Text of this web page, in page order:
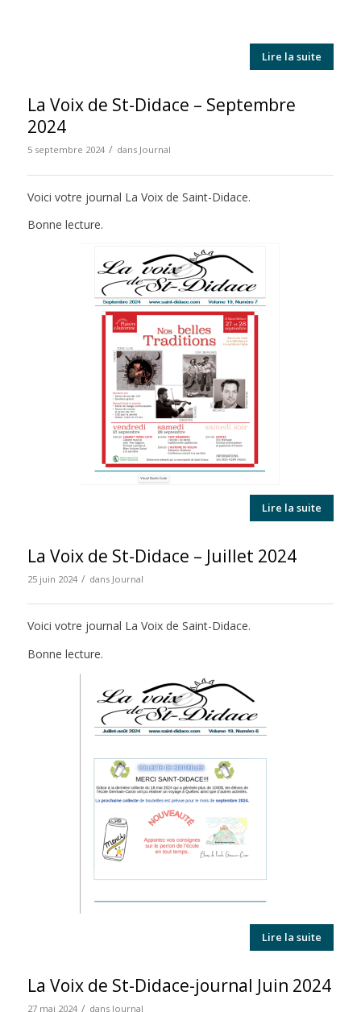
Lire la suite
La Voix de St-Didace – Septembre
2024
5 septembre 2024 / dans Journal
Voici votre journal La Voix de Saint-Didace.
Bonne lecture.
Lire la suite
La Voix de St-Didace – Juillet 2024
25 juin 2024 / dans Journal
Voici votre journal La Voix de Saint-Didace.
Bonne lecture.
Lire la suite
La Voix de St-Didace-journal Juin 2024
27 mai 2024 / dans Journal